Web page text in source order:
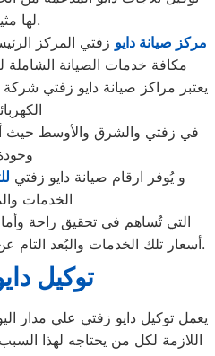
لها مثيل.
مركز صيانة دايو زفتي المركز
مكافة خدمات الصيانة الشاملة
يعتبر مراكز صيانة دايو زفتي
و يُوفر ارقام صيانة دايو زفتي
الخدمات
أسعار تلك الخدمات والبُعد التام عن التكاليف المالية باهظة الثمن.
توكيل
يعمل توكيل دايو زفتي علي مدار
اللازمة لكل من يحتاجه لهذا